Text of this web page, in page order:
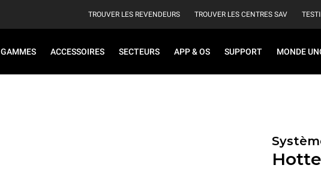
TROUVER LES REVENDEURS TROUVER LES CENTRES SAV
GAMMES ACCESSOIRES SECTEURS APP & OS SUPPORT MONDE